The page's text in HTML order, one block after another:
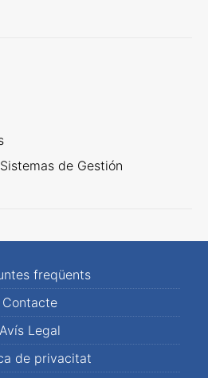
de Gestión
freqüents
Contacte
Avís Legal
de privacitat